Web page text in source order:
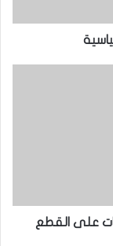
على القطع